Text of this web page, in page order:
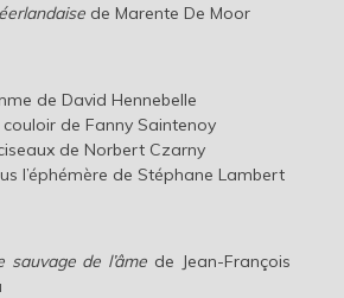
de Marente De Moor
de David Hennebelle
couloir de Fanny Saintenoy
de Norbert Czarny
l’éphémère de Stéphane Lambert
sauvage de l’âme de Jean-François